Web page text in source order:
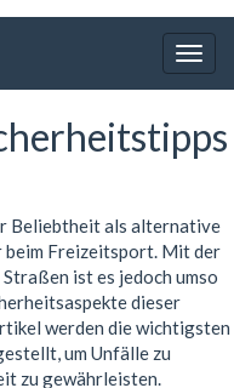
Beliebtheit als alternative
Freizeitsport. Mit der
ist es jedoch umso
dieser
werden die wichtigsten
um Unfälle zu
zu gewährleisten.